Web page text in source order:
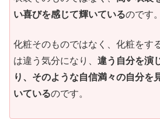
い喜びを感じて輝いているのです。
化粧そのものではなく、化粧をす
は違う気分になり、 違う自分を演
り、そのような自信満々の自分を
いているのです。